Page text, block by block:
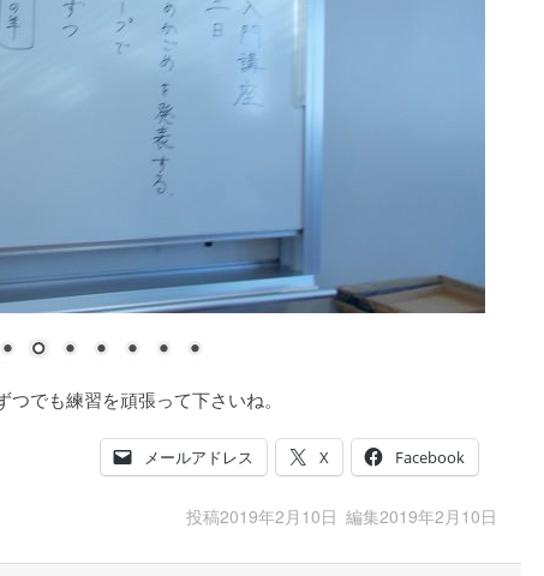
つでも練習を頑張って下さいね。
メールアドレス X Facebook
投稿2019年2月10日 編集2019年2月10日